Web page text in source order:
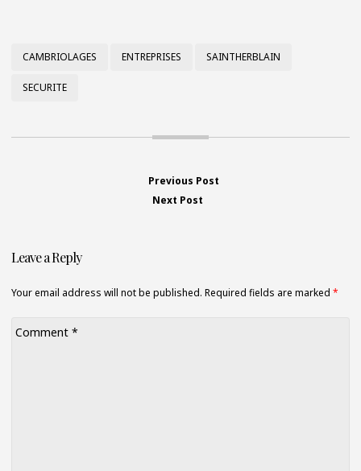
CAMBRIOLAGES ENTREPRISES SAINTHERBLAIN
SECURITE
l’article
Previous Post
Next Post
Leave a Reply
Your email address will not be published. Required fields are marked *
Comment